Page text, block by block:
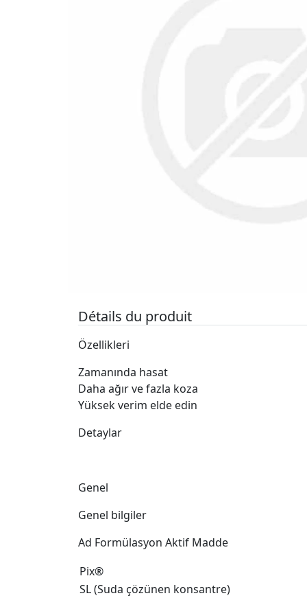
Détails du produit
Özellikleri
Zamanında hasat
Daha ağır ve fazla koza
Yüksek verim elde edin
Detaylar
Genel
Genel bilgiler
Ad Formülasyon Aktif Madde
Pix®
SL (Suda çözünen konsantre)